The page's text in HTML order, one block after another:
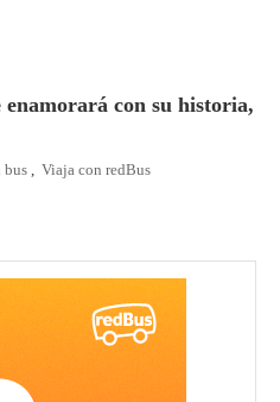
con su historia,
bus , Viaja con redBus